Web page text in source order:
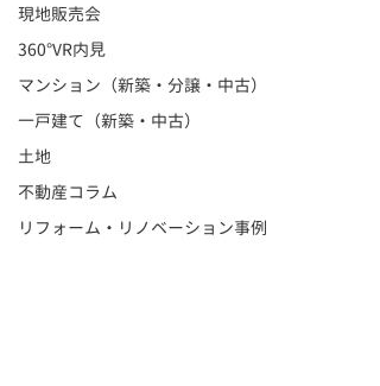
現地販売会
360°VR内見
マンション（新築・分譲・中古）
一戸建て（新築・中古）
土地
不動産コラム
リフォーム・リノベーション事例